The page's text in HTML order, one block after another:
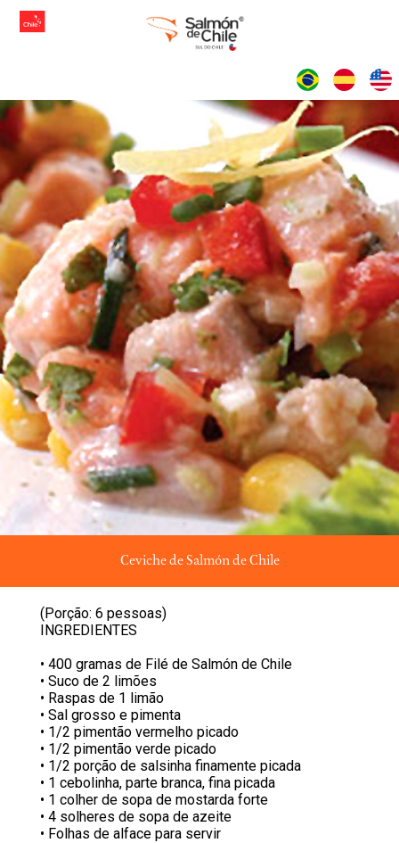
Ceviche de Salmón de Chile
(Porção: 6 pessoas)
INGREDIENTES
• 400 gramas de Filé de Salmón de Chile
• Suco de 2 limões
• Raspas de 1 limão
• Sal grosso e pimenta
• 1/2 pimentão vermelho picado
• 1/2 pimentão verde picado
• 1/2 porção de salsinha finamente picada
• 1 cebolinha, parte branca, fina picada
• 1 colher de sopa de mostarda forte
• 4 solheres de sopa de azeite
• Folhas de alface para servir